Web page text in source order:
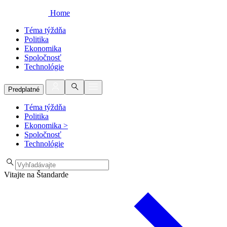
Home
Téma týždňa
Politika
Ekonomika
Spoločnosť
Technológie
Predplatné
Téma týždňa
Politika
Ekonomika >
Spoločnosť
Technológie
Vitajte na Štandarde